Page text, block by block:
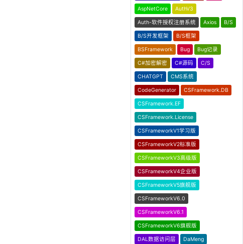
AspNetCore AuthV3
Auth-软件授权注册系统 Axios B/S
B/S开发框架 B/S框架
BSFramework Bug Bug记录
C#加密解密 C#源码 C/S
CHATGPT CMS系统
CodeGenerator CSFramework.DB
CSFramework.EF
CSFramework.License
CSFrameworkV1学习版
CSFrameworkV2标准版
CSFrameworkV3高级版
CSFrameworkV4企业版
CSFrameworkV5旗舰版
CSFrameworkV6.0
CSFrameworkV6.1
CSFrameworkV6旗舰版
DAL数据访问层 DaMeng